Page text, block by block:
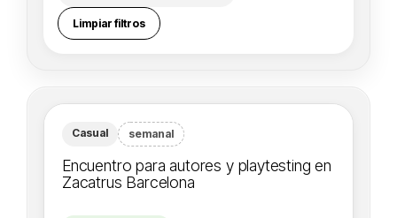
Limpiar filtros
Casual semanal
Encuentro para autores y playtesting en
Zacatrus Barcelona